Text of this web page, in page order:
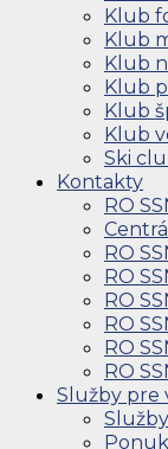
Klub
Klub
Klub
Klub
Klub
Klub
Ski
Kontakty
RO
RO
RO
RO
RO
RO
RO
Služby pre